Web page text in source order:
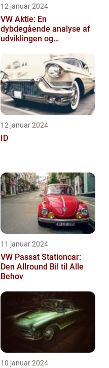
12 januar 2024
VW Aktie: En
dybdegående analyse af
udviklingen og
12 januar 2024
ID
11 januar 2024
VW Passat Stationcar:
Den Allround Bil til Alle
Behov
10 januar 2024